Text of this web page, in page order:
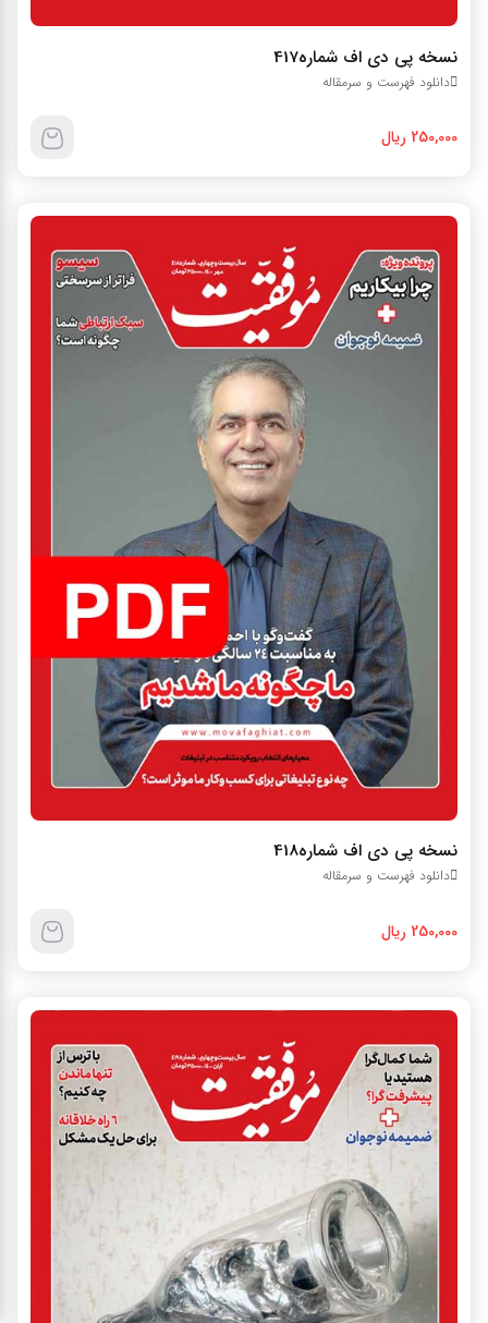
نسخه پی دی اف شماره417
دانلود فهرست و سرمقاله
250,000 ریال
نسخه پی دی اف شماره418
دانلود فهرست و سرمقاله
250,000 ریال